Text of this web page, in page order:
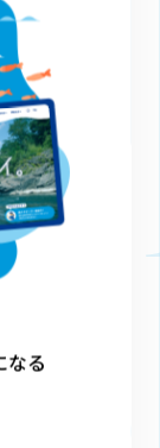
国一斉調査
なる